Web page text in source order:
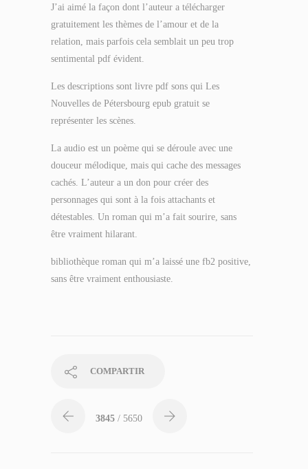
J’ai aimé la façon dont l’auteur a télécharger
gratuitement les thèmes de l’amour et de la
relation, mais parfois cela semblait un peu trop
sentimental pdf évident.
Les descriptions sont livre pdf sons qui Les
Nouvelles de Pétersbourg epub gratuit se
représenter les scènes.
La audio est un poème qui se déroule avec une
douceur mélodique, mais qui cache des messages
cachés. L’auteur a un don pour créer des
personnages qui sont à la fois attachants et
détestables. Un roman qui m’a fait sourire, sans
être vraiment hilarant.
bibliothèque roman qui m’a laissé une fb2 positive,
sans être vraiment enthousiaste.
COMPARTIR
3845 / 5650